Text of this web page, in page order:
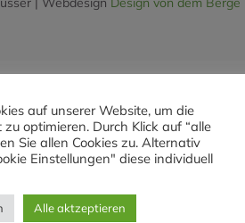
auf unserer Website, um die
optimieren. Durch Klick auf “alle
Sie allen Cookies zu. Alternativ
Einstellungen" diese individuell
Alle aktzeptieren